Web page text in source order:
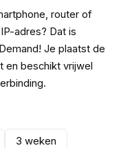
router of
adres? Dat is
Je plaatst de
en beschikt vrijwel
3 weken